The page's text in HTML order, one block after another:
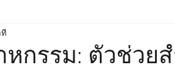
หกรรม: ตัวช่วย
ที